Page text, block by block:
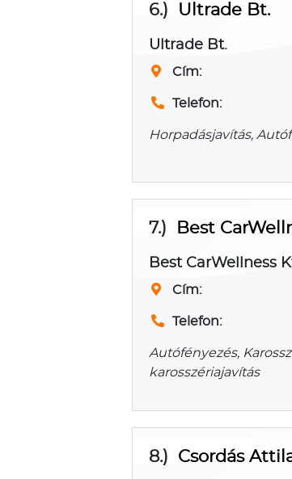
6.) Ultrade Bt.
Ultrade Bt.
Cím:
Telefon:
Horpadásjavítás,
7.) Best
Best CarWellness
Cím:
Telefon:
Autófényezés,
karosszériajavítás
8.) Csordás